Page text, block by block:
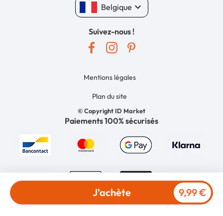
J'achète 9,99 €
Belgique keyboard_arrow_down
Suivez-nous !
© Copyright ID Market
Mentions légales
Plan du site
Paiements 100% sécurisés